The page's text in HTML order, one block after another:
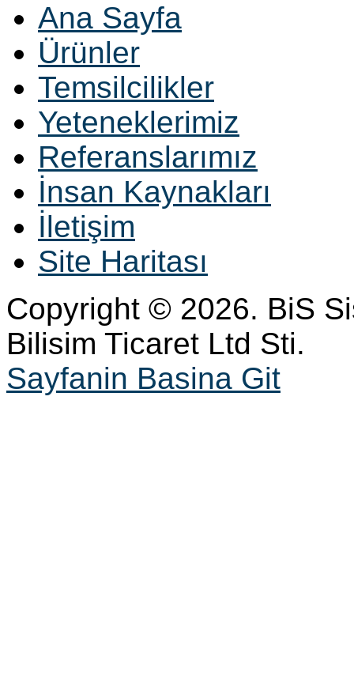
Ana Sayfa
Ürünler
Temsilcilikler
Yeteneklerimiz
Referanslarımız
İnsan Kaynakları
İletişim
Site Haritası
Copyright © 2026. BiS
Bilisim Ticaret Ltd Sti.
Sayfanin Basina Git